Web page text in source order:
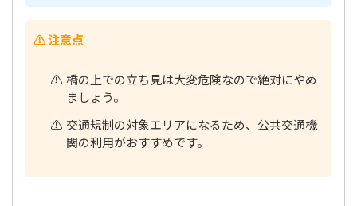
⚠️ 注意点
橋の上での立ち見は大変危険なので絶対にやめ
ましょう。
交通規制の対象エリアになるため、公共交通機
関の利用がおすすめです。